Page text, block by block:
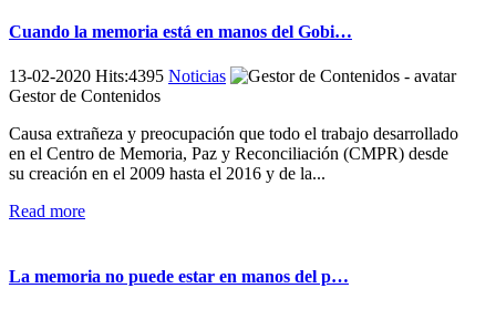
Cuando la memoria está en manos del Gobi…
13-02-2020 Hits:4395 Noticias
Gestor de Contenidos
Causa extrañeza y preocupación que todo el trabajo desarrollado
en el Centro de Memoria, Paz y Reconciliación (CMPR) desde
su creación en el 2009 hasta el 2016 y de la...
Read more
La memoria no puede estar en manos del p…